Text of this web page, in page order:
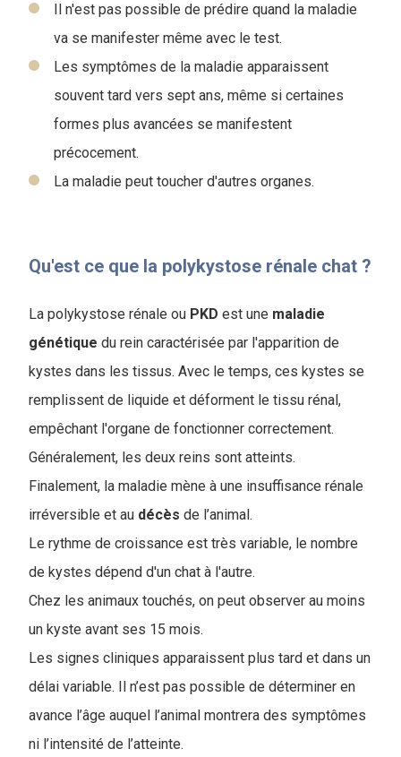
Il n'est pas possible de prédire quand la maladie
va se manifester même avec le test.
Les symptômes de la maladie apparaissent
souvent tard vers sept ans, même si certaines
formes plus avancées se manifestent
précocement.
La maladie peut toucher d'autres organes.
Qu'est ce que la polykystose rénale chat ?
La polykystose rénale ou PKD est une maladie
génétique du rein caractérisée par l'apparition de
kystes dans les tissus. Avec le temps, ces kystes se
remplissent de liquide et déforment le tissu rénal,
empêchant l'organe de fonctionner correctement.
Généralement, les deux reins sont atteints.
Finalement, la maladie mène à une insuffisance rénale
irréversible et au décès de l’animal.
Le rythme de croissance est très variable, le nombre
de kystes dépend d'un chat à l'autre.
Chez les animaux touchés, on peut observer au moins
un kyste avant ses 15 mois.
Les signes cliniques apparaissent plus tard et dans un
délai variable. Il n’est pas possible de déterminer en
avance l’âge auquel l’animal montrera des symptômes
ni l’intensité de l’atteinte.